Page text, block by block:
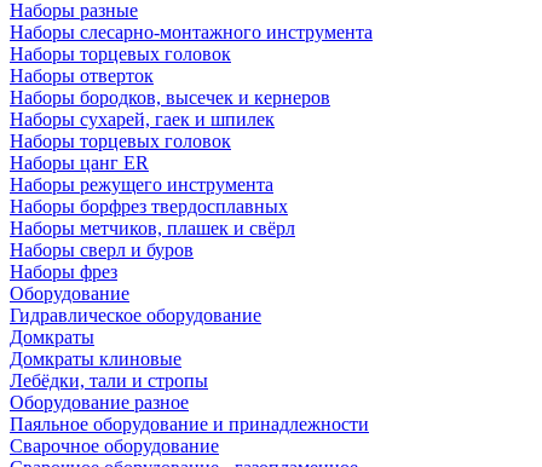
Наборы разные
Наборы слесарно-монтажного инструмента
Наборы торцевых головок
Наборы отверток
Наборы бородков, высечек и кернеров
Наборы сухарей, гаек и шпилек
Наборы торцевых головок
Наборы цанг ER
Наборы режущего инструмента
Наборы борфрез твердосплавных
Наборы метчиков, плашек и свёрл
Наборы сверл и буров
Наборы фрез
Оборудование
Гидравлическое оборудование
Домкраты
Домкраты клиновые
Лебёдки, тали и стропы
Оборудование разное
Паяльное оборудование и принадлежности
Сварочное оборудование